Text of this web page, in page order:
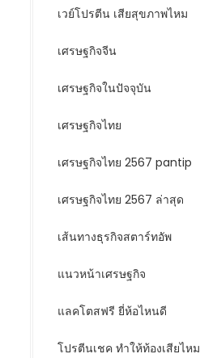
เวย์โปรตีน เสียสุขภาพไหม
เศรษฐกิจจีน
เศรษฐกิจในปัจจุบัน
เศรษฐกิจไทย
เศรษฐกิจไทย 2567 pantip
เศรษฐกิจไทย 2567 ล่าสุด
เส้นทางธุรกิจสตาร์ทอัพ
แนวหน้าเศรษฐกิจ
แลคโตสฟรี ยี่ห้อไหนดี
โปรตีนเชค ทำให้ท้องเสียไหม